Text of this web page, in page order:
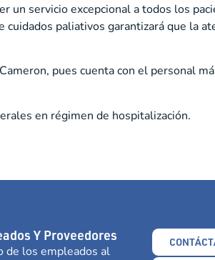
un servicio excepcional a todos los
paliativos garantizará que la
pues cuenta con el personal
en régimen de hospitalización.
Y Proveedores
de los empleados al